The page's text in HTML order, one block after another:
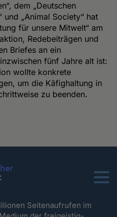
dem „Deutschen
und „Animal Society“ hat
für unsere Mitwelt“ am
Redebeiträgen und
Briefes an ein
fünf Jahre alt ist:
wollte konkrete
um die Käfighaltung in
zu beenden.
Menu
Seitenaufrufen im